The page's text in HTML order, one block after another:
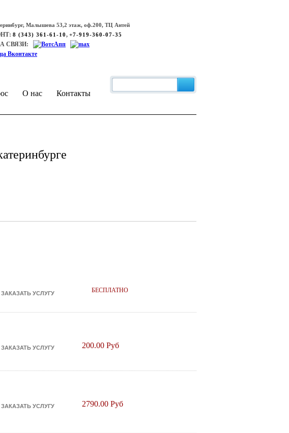
Малышева 53,2 этаж, оф.200, ТЦ Антей
8 (343) 361-61-10, +7-919-360-07-35
О нас Контакты
БЕСПЛАТНО
200.00 Руб
2790.00 Руб